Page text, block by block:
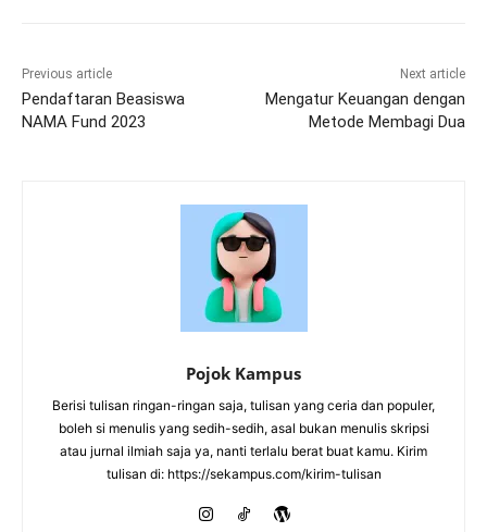
Previous article
Pendaftaran Beasiswa
NAMA Fund 2023
Next article
Mengatur Keuangan dengan
Metode Membagi Dua
Pojok Kampus
Berisi tulisan ringan-ringan saja, tulisan yang ceria dan populer,
boleh si menulis yang sedih-sedih, asal bukan menulis skripsi
atau jurnal ilmiah saja ya, nanti terlalu berat buat kamu. Kirim
tulisan di: https://sekampus.com/kirim-tulisan